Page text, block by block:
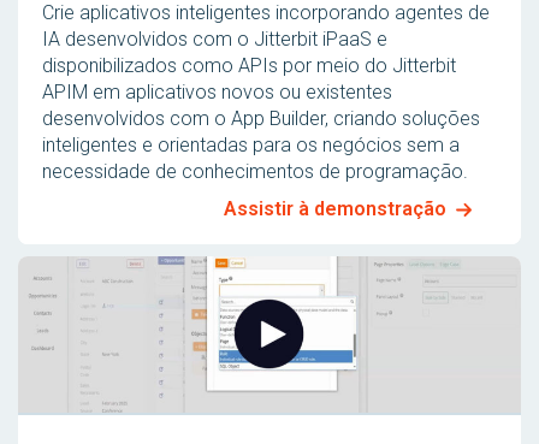
Crie aplicativos inteligentes incorporando agentes de
IA desenvolvidos com o Jitterbit iPaaS e
disponibilizados como APIs por meio do Jitterbit
APIM em aplicativos novos ou existentes
desenvolvidos com o App Builder, criando soluções
inteligentes e orientadas para os negócios sem a
necessidade de conhecimentos de programação.
Assistir à demonstração